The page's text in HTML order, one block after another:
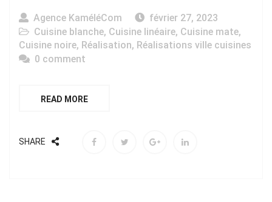
Agence KaméléCom
février 27, 2023
Cuisine blanche, Cuisine linéaire, Cuisine mate,
Cuisine noire, Réalisation, Réalisations ville cuisines
0 comment
READ MORE
SHARE